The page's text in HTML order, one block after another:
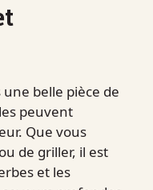
belle pièce de
peuvent
Que vous
de griller, il est
et les